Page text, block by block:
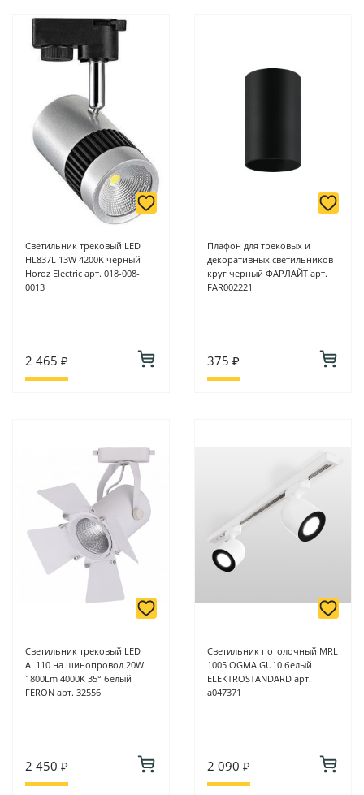
магазинах ProffЭлектро по адресу Геленджикский проспект,
6/2 (база КПП)или по адресу ул. Новороссийская 161И.
Для юридических лиц: переводом на расчетный счет при
Подробнее о способах оплаты можно узнать здесь - "Оплата"
Светильник трековый LED
HL837L 13W 4200K черный
Horoz Electric арт. 018-008-
0013
2 465 ₽
Плафон для трековых и
декоративных светильников
круг черный ФАРЛАЙТ арт.
FAR002221
375 ₽
Светильник трековый LED
AL110 на шинопровод 20W
1800Lm 4000K 35° белый
FERON арт. 32556
2 450 ₽
Светильник потолочный MRL
1005 OGMA GU10 белый
ELEKTROSTANDARD арт.
a047371
2 090 ₽